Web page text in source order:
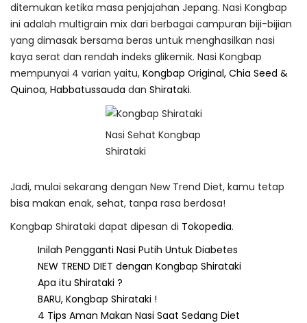
ditemukan ketika masa penjajahan Jepang. Nasi Kongbap
ini adalah multigrain mix dari berbagai campuran biji-bijian
yang dimasak bersama beras untuk menghasilkan nasi
kaya serat dan rendah indeks glikemik. Nasi Kongbap
mempunyai 4 varian yaitu, Kongbap Original, Chia Seed &
Quinoa, Habbatussauda dan Shirataki.
Nasi Sehat Kongbap
Shirataki
Jadi, mulai sekarang dengan New Trend Diet, kamu tetap
bisa makan enak, sehat, tanpa rasa berdosa!
Kongbap Shirataki dapat dipesan di Tokopedia.
Inilah Pengganti Nasi Putih Untuk Diabetes
NEW TREND DIET dengan Kongbap Shirataki
Apa itu Shirataki ?
BARU, Kongbap Shirataki !
4 Tips Aman Makan Nasi Saat Sedang Diet